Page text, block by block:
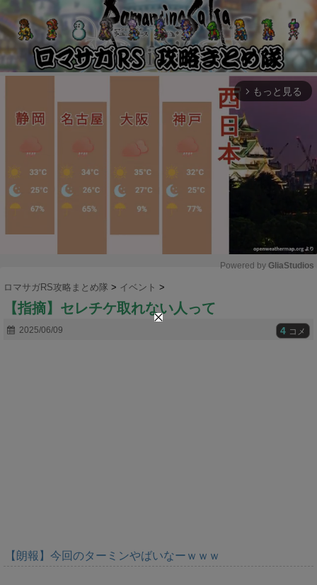
arrow_forward_ios もっと見る
Powered by GliaStudios
ロマサガRS攻略まとめ隊 > イベント >
【指摘】セレチケ取れない人って
2025/06/09 4 コメ
【朗報】今回のターミンやばいなーｗｗｗ